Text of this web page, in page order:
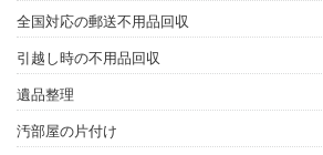
全国対応の郵送不用品回収
引越し時の不用品回収
遺品整理
汚部屋の片付け